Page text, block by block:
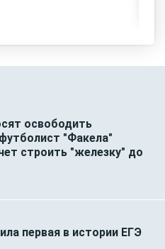
освободить
"Факела"
строить "железку" до
первая в истории ЕГЭ